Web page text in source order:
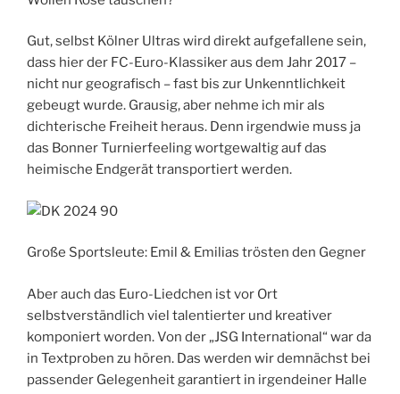
Gut, selbst Kölner Ultras wird direkt aufgefallene sein,
dass hier der FC-Euro-Klassiker aus dem Jahr 2017 –
nicht nur geografisch – fast bis zur Unkenntlichkeit
gebeugt wurde. Grausig, aber nehme ich mir als
dichterische Freiheit heraus. Denn irgendwie muss ja
das Bonner Turnierfeeling wortgewaltig auf das
heimische Endgerät transportiert werden.
Große Sportsleute: Emil & Emilias trösten den Gegner
Aber auch das Euro-Liedchen ist vor Ort
selbstverständlich viel talentierter und kreativer
komponiert worden. Von der „JSG International“ war da
in Textproben zu hören. Das werden wir demnächst bei
passender Gelegenheit garantiert in irgendeiner Halle